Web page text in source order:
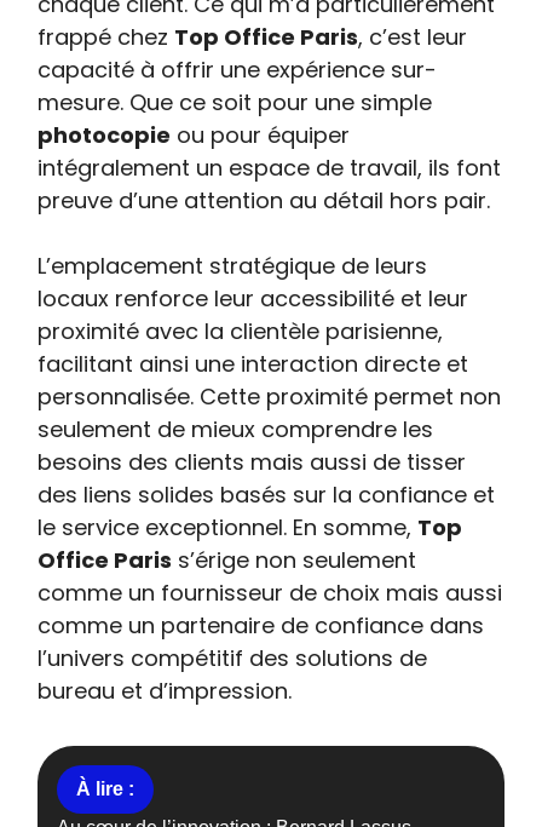
frappé chez Top Office Paris, c’est leur
capacité à offrir une expérience sur-
mesure. Que ce soit pour une simple
photocopie ou pour équiper
intégralement un espace de travail, ils font
preuve d’une attention au détail hors pair.
L’emplacement stratégique de leurs
locaux renforce leur accessibilité et leur
proximité avec la clientèle parisienne,
facilitant ainsi une interaction directe et
personnalisée. Cette proximité permet non
seulement de mieux comprendre les
besoins des clients mais aussi de tisser
des liens solides basés sur la confiance et
le service exceptionnel. En somme, Top
Office Paris s’érige non seulement
comme un fournisseur de choix mais aussi
comme un partenaire de confiance dans
l’univers compétitif des solutions de
bureau et d’impression.